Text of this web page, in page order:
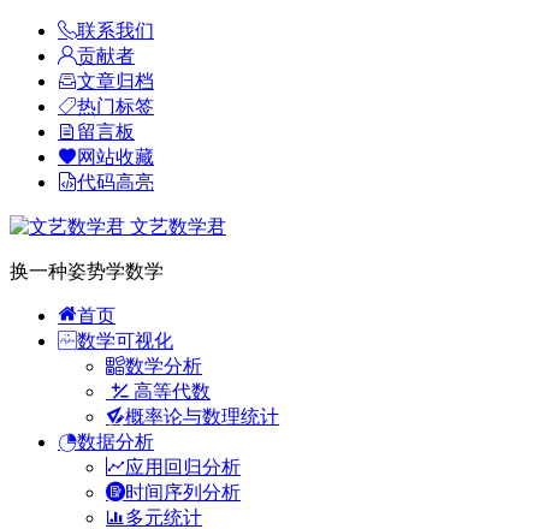
联系我们
贡献者
文章归档
热门标签
留言板
网站收藏
代码高亮
文艺数学君
换一种姿势学数学
首页
数学可视化
数学分析
高等代数
概率论与数理统计
数据分析
应用回归分析
时间序列分析
多元统计